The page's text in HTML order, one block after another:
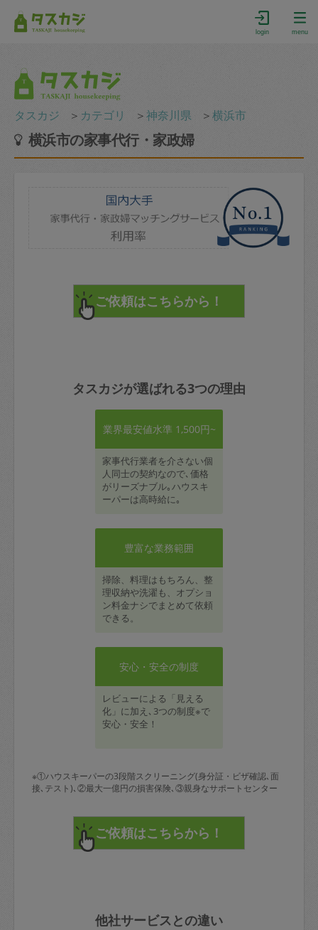
login menu
タスカジ ＞ カテゴリ ＞神奈川県 ＞横浜市
横浜市の家事代行・家政婦
タスカジが選ばれる3つの理由
業界最安値水準 1,500円~
家事代行業者を介さない個
人同士の契約なので､価格
がリーズナブル｡ハウスキ
ーパーは高時給に｡
豊富な業務範囲
掃除、料理はもちろん、整
理収納や洗濯も、オプショ
ン料金ナシでまとめて依頼
できる。
安心・安全の制度
レビューによる「見える
化」に加え､3つの制度※で
安心・安全！
※①ハウスキーパーの3段階スクリーニング(身分証・ビザ確認､面
接､テスト)､②最大一億円の損害保険､③親身なサポートセンター
他社サービスとの違い